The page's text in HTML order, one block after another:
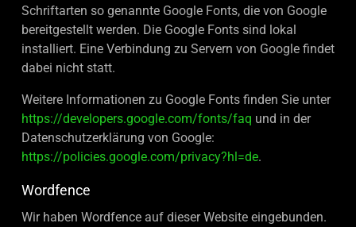
Schriftarten so genannte Google Fonts, die von Google
bereitgestellt werden. Die Google Fonts sind lokal
installiert. Eine Verbindung zu Servern von Google findet
dabei nicht statt.
Weitere Informationen zu Google Fonts finden Sie unter
https://developers.google.com/fonts/faq und in der
Datenschutzerklärung von Google:
https://policies.google.com/privacy?hl=de.
Wordfence
Wir haben Wordfence auf dieser Website eingebunden.